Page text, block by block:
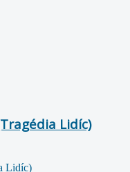
Lidíc)